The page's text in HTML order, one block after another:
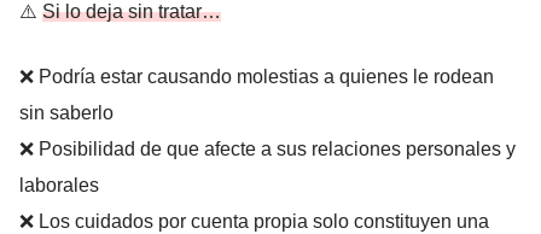
⚠️ Si lo deja sin tratar…
❌ Podría estar causando molestias a quienes le rodean
sin saberlo
❌ Posibilidad de que afecte a sus relaciones personales y
laborales
❌ Los cuidados por cuenta propia solo constituyen una